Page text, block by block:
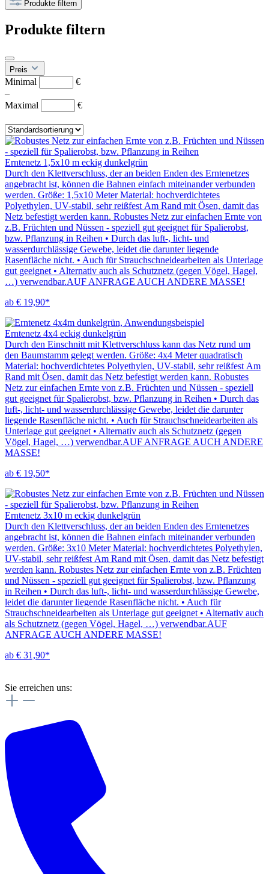
Produkte filtern
Produkte filtern
Preis
Minimal
€
–
Maximal
€
Erntenetz 1,5x10 m eckig dunkelgrün
Durch den Klettverschluss, der an beiden Enden des Erntenetzes
angebracht ist, können die Bahnen einfach miteinander verbunden
werden. Größe: 1,5x10 Meter Material: hochverdichtetes
Polyethylen, UV-stabil, sehr reißfest Am Rand mit Ösen, damit das
Netz befestigt werden kann. Robustes Netz zur einfachen Ernte von
z.B. Früchten und Nüssen - speziell gut geeignet für Spalierobst,
bzw. Pflanzung in Reihen • Durch das luft-, licht- und
wasserdurchlässige Gewebe, leidet die darunter liegende
Rasenfläche nicht. • Auch für Strauchschneidearbeiten als Unterlage
gut geeignet • Alternativ auch als Schutznetz (gegen Vögel, Hagel,
…) verwendbar.AUF ANFRAGE AUCH ANDERE MASSE!
ab € 19,90*
Erntenetz 4x4 eckig dunkelgrün
Durch den Einschnitt mit Klettverschluss kann das Netz rund um
den Baumstamm gelegt werden. Größe: 4x4 Meter quadratisch
Material: hochverdichtetes Polyethylen, UV-stabil, sehr reißfest Am
Rand mit Ösen, damit das Netz befestigt werden kann. Robustes
Netz zur einfachen Ernte von z.B. Früchten und Nüssen - speziell
gut geeignet für Spalierobst, bzw. Pflanzung in Reihen • Durch das
luft-, licht- und wasserdurchlässige Gewebe, leidet die darunter
liegende Rasenfläche nicht. • Auch für Strauchschneidearbeiten als
Unterlage gut geeignet • Alternativ auch als Schutznetz (gegen
Vögel, Hagel, …) verwendbar.AUF ANFRAGE AUCH ANDERE
MASSE!
ab € 19,50*
Erntenetz 3x10 m eckig dunkelgrün
Durch den Klettverschluss, der an beiden Enden des Erntenetzes
angebracht ist, können die Bahnen einfach miteinander verbunden
werden. Größe: 3x10 Meter Material: hochverdichtetes Polyethylen,
UV-stabil, sehr reißfest Am Rand mit Ösen, damit das Netz befestigt
werden kann. Robustes Netz zur einfachen Ernte von z.B. Früchten
und Nüssen - speziell gut geeignet für Spalierobst, bzw. Pflanzung
in Reihen • Durch das luft-, licht- und wasserdurchlässige Gewebe,
leidet die darunter liegende Rasenfläche nicht. • Auch für
Strauchschneidearbeiten als Unterlage gut geeignet • Alternativ auch
als Schutznetz (gegen Vögel, Hagel, …) verwendbar.AUF
ANFRAGE AUCH ANDERE MASSE!
ab € 31,90*
Sie erreichen uns: